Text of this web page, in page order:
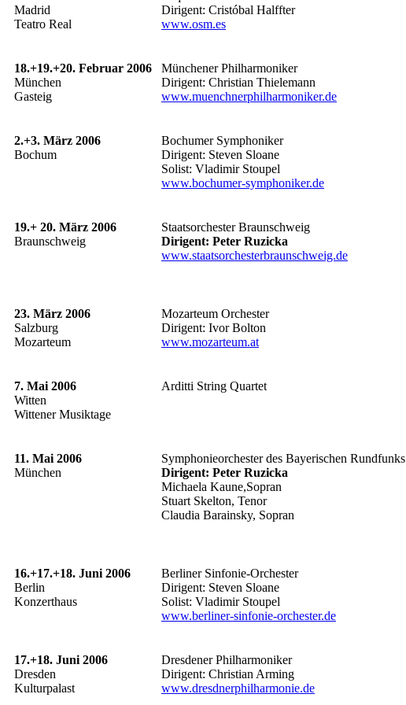
Madrid
Teatro Real
Dirigent: Cristóbal Halffter
www.osm.es
18.+19.+20. Februar 2006
München
Gasteig
Münchener Philharmoniker
Dirigent: Christian Thielemann
www.muenchnerphilharmoniker.de
2.+3. März 2006
Bochum
Bochumer Symphoniker
Dirigent: Steven Sloane
Solist: Vladimir Stoupel
www.bochumer-symphoniker.de
19.+ 20. März 2006
Braunschweig
Staatsorchester Braunschweig
Dirigent: Peter Ruzicka
www.staatsorchesterbraunschweig.de
23. März 2006
Salzburg
Mozarteum
Mozarteum Orchester
Dirigent: Ivor Bolton
www.mozarteum.at
7. Mai 2006
Witten
Wittener Musiktage
Arditti String Quartet
11. Mai 2006
München
Symphonieorchester des Bayerischen Rundfunks
Dirigent: Peter Ruzicka
Michaela Kaune,Sopran
Stuart Skelton, Tenor
Claudia Barainsky, Sopran
16.+17.+18. Juni 2006
Berlin
Konzerthaus
Berliner Sinfonie-Orchester
Dirigent: Steven Sloane
Solist: Vladimir Stoupel
www.berliner-sinfonie-orchester.de
17.+18. Juni 2006
Dresden
Kulturpalast
Dresdener Philharmoniker
Dirigent: Christian Arming
www.dresdnerphilharmonie.de